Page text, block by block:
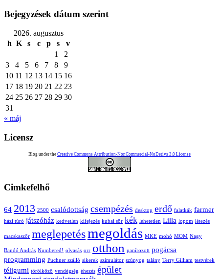
Bejegyzések dátum szerint
2026. augusztus
h K s c p s
v
1
2
3
4 5 6 7 8
9
10 11 12 13 14 15 16
17 18 19 20 21 22 23
24 25 26 27 28 29 30
31
« máj
Licensz
Blog under the Creative Commons Attribution-NonCommercial-NoDerivs 3.0 License
Cimkefelhő
64 2013 2500 csalódottság csempézés desktop erdő falatkák farmer
házi túró játszóház kedvetlen kifejezés kubai sör kék lehetetlen Lilla lopom létezés
macskaszőr meglepetésmegoldás MKE mohó MOM Nagy
Bandó András Numbered! olvasás orr otthon panírozott pogácsa
programming Puchner szálló sikerek szimulátor szúnyog talány Terry Gilliam testvérek
téligumi törölköző vendégség éhezés épület